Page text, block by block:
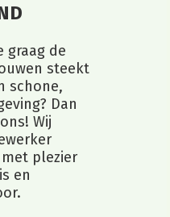
graag de
steekt
schone,
Dan
Wij
plezier
en